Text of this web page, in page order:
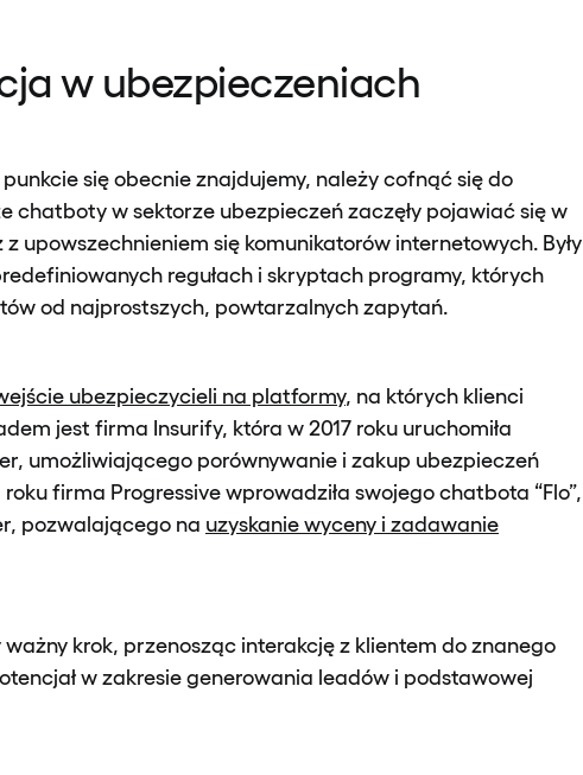
w ubezpieczeniach
się obecnie znajdujemy, należy cofnąć się do
chatboty w sektorze ubezpieczeń zaczęły pojawiać się w
upowszechnieniem się komunikatorów internetowych. Były
regułach i skryptach programy, których
od najprostszych, powtarzalnych zapytań.
ubezpieczycieli na platformy, na których klienci
jest firma Insurify, która w 2017 roku uruchomiła
umożliwiającego porównywanie i zakup ubezpieczeń
firma Progressive wprowadziła swojego chatbota “Flo”,
pozwalającego na uzyskanie wyceny i zadawanie
ważny krok, przenosząc interakcję z klientem do znanego
w zakresie generowania leadów i podstawowej